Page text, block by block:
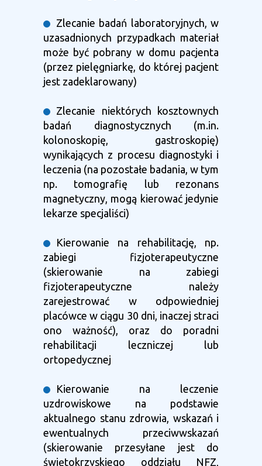
Zlecanie badań laboratoryjnych, w
uzasadnionych przypadkach materiał
może być pobrany w domu pacjenta
(przez pielęgniarkę, do której pacjent
jest zadeklarowany)
Zlecanie niektórych kosztownych
badań diagnostycznych (m.in.
kolonoskopię, gastroskopię)
wynikających z procesu diagnostyki i
leczenia (na pozostałe badania, w tym
np. tomografię lub rezonans
magnetyczny, mogą kierować jedynie
lekarze specjaliści)
Kierowanie na rehabilitację, np.
zabiegi fizjoterapeutyczne
(skierowanie na zabiegi
fizjoterapeutyczne należy
zarejestrować w odpowiedniej
placówce w ciągu 30 dni, inaczej straci
ono ważność), oraz do poradni
rehabilitacji leczniczej lub
ortopedycznej
Kierowanie na leczenie
uzdrowiskowe na podstawie
aktualnego stanu zdrowia, wskazań i
ewentualnych przeciwwskazań
(skierowanie przesyłane jest do
świętokrzyskiego oddziału NFZ,